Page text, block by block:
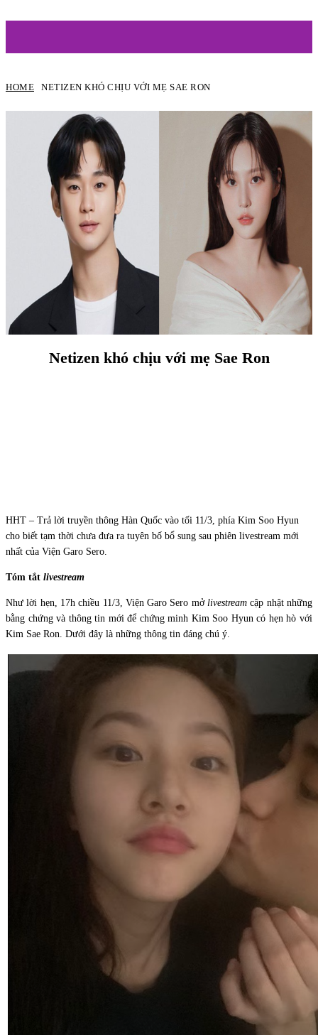
HOME NETIZEN KHÓ CHỊU VỚI MẸ SAE RON
Netizen khó chịu với mẹ Sae Ron
HHT – Trả lời truyền thông Hàn Quốc vào tối 11/3, phía Kim Soo Hyun
cho biết tạm thời chưa đưa ra tuyên bố bổ sung sau phiên livestream mới
nhất của Viện Garo Sero.
Tóm tắt livestream
Như lời hẹn, 17h chiều 11/3, Viện Garo Sero mở livestream cập nhật những
bằng chứng và thông tin mới để chứng minh Kim Soo Hyun có hẹn hò với
Kim Sae Ron. Dưới đây là những thông tin đáng chú ý.